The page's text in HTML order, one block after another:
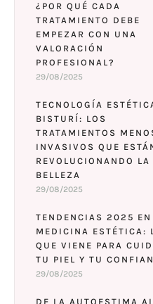
¿POR QUÉ CADA
TRATAMIENTO DEBE
EMPEZAR CON UNA
VALORACIÓN
PROFESIONAL?
29/08/2025
TECNOLOGÍA
BISTURÍ: LOS
TRATAMIENTOS
INVASIVOS QUE
REVOLUCIONANDO LA
BELLEZA
29/08/2025
TENDENCIAS 2025 EN
MEDICINA ESTÉTICA:
QUE VIENE PARA
TU PIEL Y TU
29/08/2025
DE LA AUTOESTIMA AL